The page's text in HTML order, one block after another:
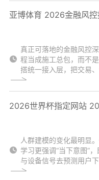
亚博体育 2026金融风
真正可落地的金融风控
程当成施工总包，而不
搭统一接入层，把交易
2026世界杯指定网站
人群建模的变化最明显
学习更强调“当下意图”
与设备信号去预测用户